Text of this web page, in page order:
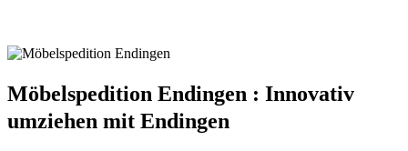
Möbelspedition Endingen : Innovativ
umziehen mit Endingen